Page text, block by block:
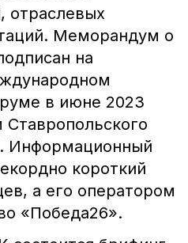
отраслевых
Меморандум о
на
в июне 2023
Ставропольского
Информационный
короткий
а его оператором
«Победа26».